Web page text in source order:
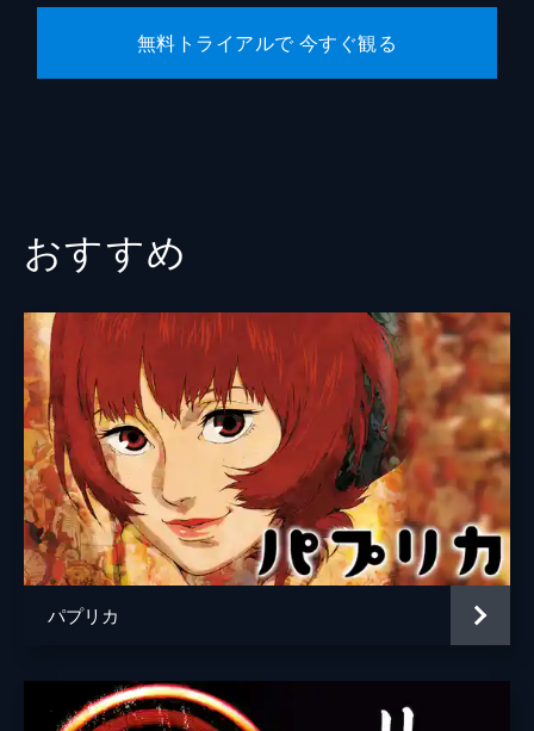
無料トライアルで 今すぐ観る
おすすめ
パプリカ